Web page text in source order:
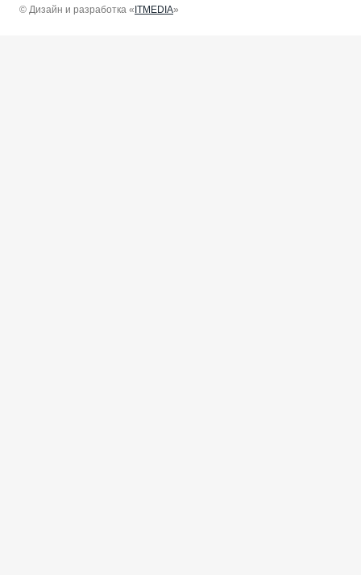
© Дизайн и разработка « ITMEDIA»